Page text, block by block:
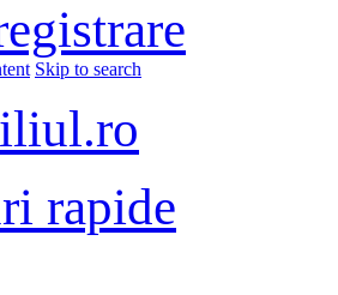
Skip to search
rapide